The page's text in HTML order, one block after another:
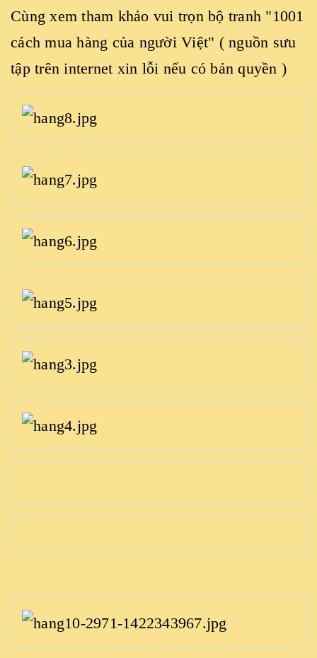
Cùng xem tham khảo vui trọn bộ tranh "1001
cách mua hàng của người Việt" ( nguồn sưu
tập trên internet xin lỗi nếu có bản quyền )